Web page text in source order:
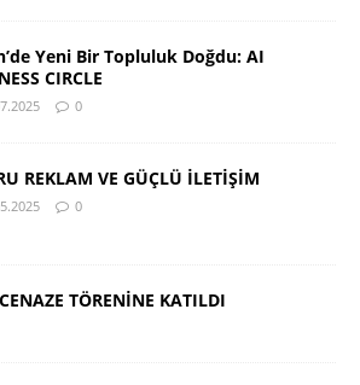
Yeni Bir Topluluk Doğdu: AI
CIRCLE
0
REKLAM VE GÜÇLÜ İLETİŞİM
0
TÖRENİNE KATILDI